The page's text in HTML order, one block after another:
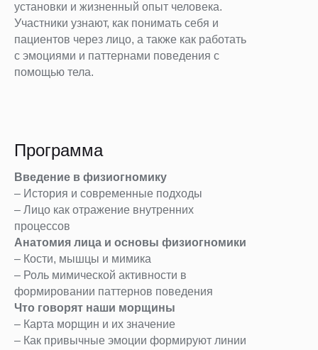
установки и жизненный опыт человека.
Участники узнают, как понимать себя и
пациентов через лицо, а также как работать
с эмоциями и паттернами поведения с
помощью тела.
Программа
Введение в физиогномику
– История и современные подходы
– Лицо как отражение внутренних
процессов
Анатомия лица и основы физиогномики
– Кости, мышцы и мимика
– Роль мимической активности в
формировании паттернов поведения
Что говорят наши морщины
– Карта морщин и их значение
– Как привычные эмоции формируют линии